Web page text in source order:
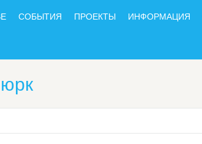
СОБЫТИЯ ПРОЕКТЫ ИНФОРМАЦИЯ